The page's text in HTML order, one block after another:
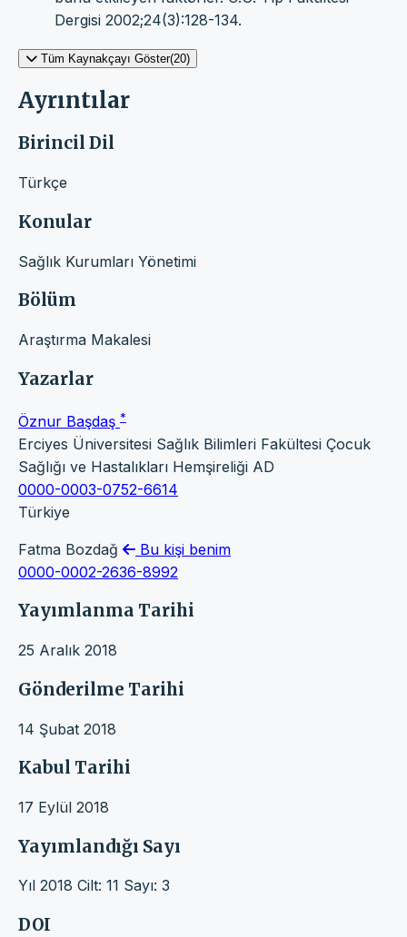
Dergisi 2002;24(3):128-134.
Tüm Kaynakçayı Göster(20)
Ayrıntılar
Birincil Dil
Türkçe
Konular
Sağlık Kurumları Yönetimi
Bölüm
Araştırma Makalesi
Yazarlar
Öznur Başdaş *
Erciyes Üniversitesi Sağlık Bilimleri Fakültesi Çocuk
Sağlığı ve Hastalıkları Hemşireliği AD
0000-0003-0752-6614
Türkiye
Fatma Bozdağ
Bu kişi benim
0000-0002-2636-8992
Yayımlanma Tarihi
25 Aralık 2018
Gönderilme Tarihi
14 Şubat 2018
Kabul Tarihi
17 Eylül 2018
Yayımlandığı Sayı
Yıl 2018 Cilt: 11 Sayı: 3
DOI